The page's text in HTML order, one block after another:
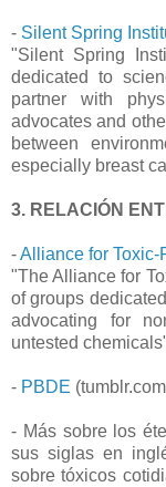
- Silent Spring
"Silent Spring
dedicated to
partner with
advocates and
between
especially breast
3. RELACIÓN
-Alliance for Toxic-
"The Alliance for
of groups
advocating for
untested
- PBDE
- Más sobre los
sus siglas en
sobre tóxicos